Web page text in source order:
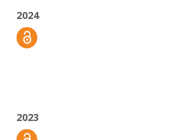
2024
2023